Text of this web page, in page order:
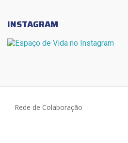
INSTAGRAM
Rede de Colaboração